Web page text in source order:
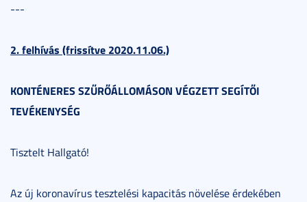
---
2. felhívás (frissítve 2020.11.06.)
KONTÉNERES SZŰRŐÁLLOMÁSON VÉGZETT SEGÍTŐI
TEVÉKENYSÉG
Tisztelt Hallgató!
Az új koronavírus tesztelési kapacitás növelése érdekében